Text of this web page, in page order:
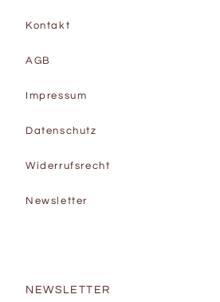
Kontakt
AGB
Impressum
Datenschutz
Widerrufsrecht
Newsletter
NEWSLETTER